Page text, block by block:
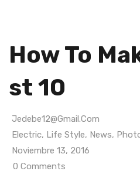
How To
St 10
Jedebe12@gmail.com
Electric, Life Style, News,
Noviembre 13, 2016
0 Comments